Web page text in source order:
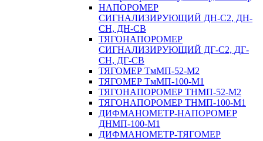
НАПОРОМЕР
СИГНАЛИЗИРУЮЩИЙ ДН-С2, ДН-
СН, ДН-СВ
ТЯГОНАПОРОМЕР
СИГНАЛИЗИРУЮЩИЙ ДГ-С2, ДГ-
СН, ДГ-СВ
ТЯГОМЕР ТмМП-52-М2
ТЯГОМЕР ТмМП-100-М1
ТЯГОНАПОРОМЕР ТНМП-52-М2
ТЯГОНАПОРОМЕР ТНМП-100-М1
ДИФМАНОМЕТР-НАПОРОМЕР
ДНМП-100-М1
ДИФМАНОМЕТР-ТЯГОМЕР